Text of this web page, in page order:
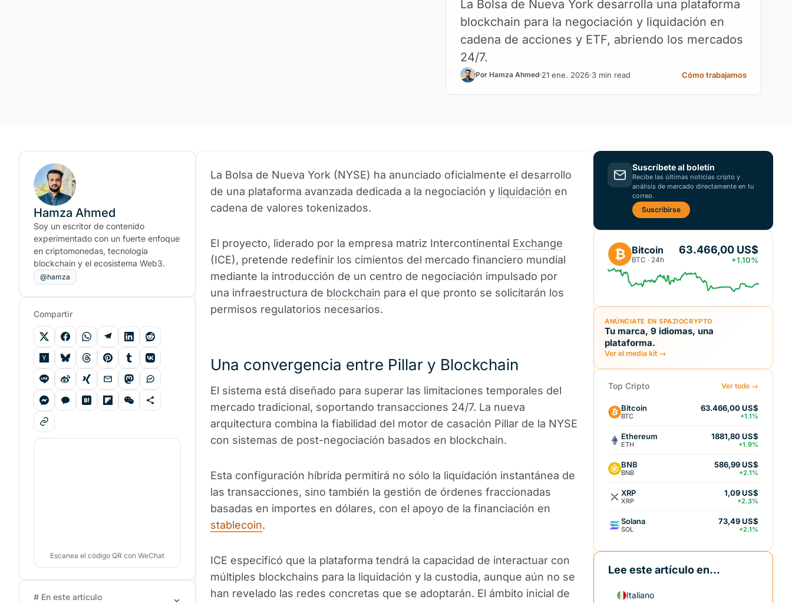
La Bolsa de Nueva York desarrolla una plataforma
blockchain para la negociación y liquidación en
cadena de acciones y ETF, abriendo los mercados
24/7.
Por Hamza Ahmed 21 ene. 2026 3 min read Cómo trabajamos
La Bolsa de Nueva York (NYSE) ha anunciado oficialmente el desarrollo
de una plataforma avanzada dedicada a la negociación y liquidación en
cadena de valores tokenizados.
El proyecto, liderado por la empresa matriz Intercontinental Exchange
(ICE), pretende redefinir los cimientos del mercado financiero mundial
mediante la introducción de un centro de negociación impulsado por
una infraestructura de blockchain para el que pronto se solicitarán los
permisos regulatorios necesarios.
Una convergencia entre Pillar y Blockchain
El sistema está diseñado para superar las limitaciones temporales del
mercado tradicional, soportando transacciones 24/7. La nueva
arquitectura combina la fiabilidad del motor de casación Pillar de la NYSE
con sistemas de post-negociación basados en blockchain.
Esta configuración híbrida permitirá no sólo la liquidación instantánea de
las transacciones, sino también la gestión de órdenes fraccionadas
basadas en importes en dólares, con el apoyo de la financiación en
stablecoin.
ICE especificó que la plataforma tendrá la capacidad de interactuar con
múltiples blockchains para la liquidación y la custodia, aunque aún no se
han revelado las redes concretas que se adoptarán. El ámbito inicial de
Hamza Ahmed
Soy un escritor de contenido
experimentado con un fuerte enfoque
en criptomonedas, tecnología
blockchain y el ecosistema Web3.
@hamza
Compartir
Escanea el código QR con WeChat
# En este artículo
Suscríbete al boletín
Recibe las últimas noticias cripto y
análisis de mercado directamente en tu
correo.
Suscribirse
₿ Bitcoin
BTC · 24h
63.466,00 US$
+1.10%
ANÚNCIATE EN SPAZIOCRYPTO
Tu marca, 9 idiomas, una
plataforma.
Ver el media kit →
Top Cripto Ver todo →
Bitcoin
BTC
63.466,00 US$
+1.1%
Ethereum
ETH
1881,80 US$
+1.9%
BNB
BNB
586,99 US$
+2.1%
XRP
XRP
1,09 US$
+2.3%
Solana
SOL
73,49 US$
+2.1%
Lee este artículo en...
Italiano